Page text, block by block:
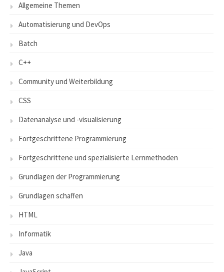
Allgemeine Themen
Automatisierung und DevOps
Batch
C++
Community und Weiterbildung
CSS
Datenanalyse und -visualisierung
Fortgeschrittene Programmierung
Fortgeschrittene und spezialisierte Lernmethoden
Grundlagen der Programmierung
Grundlagen schaffen
HTML
Informatik
Java